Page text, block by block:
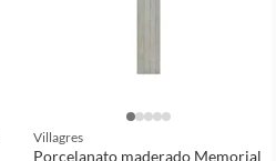
Villagres
Porcelanato maderado Memorial